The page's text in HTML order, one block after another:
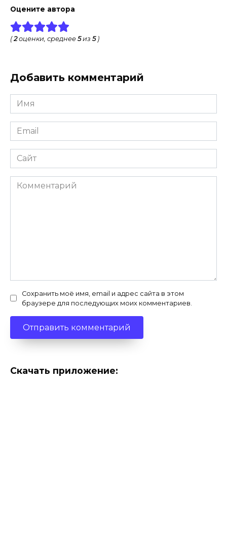
Оцените автора
(2оценки, среднее 5из 5)
Добавить комментарий
Имя
*
Email
*
Сайт
Комментарий
Сохранить моё имя, email и адрес сайта в этом
браузере для последующих моих комментариев.
Скачать приложение: